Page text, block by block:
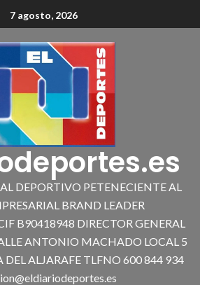
7 agosto, 2026
DEPORTIVO PETENECIENTE AL
BRAND LEADER
B90418948 DIRECTOR GENERAL
ANTONIO MACHADO LOCAL 5
ALJARAFE TLFNO 600 844 934